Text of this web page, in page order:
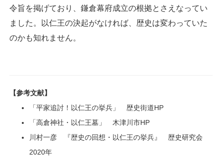
令旨を掲げており、鎌倉幕府成立の根拠とさえなってい
ました。以仁王の決起がなければ、歴史は変わっていた
のかも知れません。
【参考文献】
「平家追討！以仁王の挙兵」 歴史街道HP
「高倉神社・以仁王墓」 木津川市HP
川村一彦 『歴史の回想・以仁王の挙兵』 歴史研究会
2020年